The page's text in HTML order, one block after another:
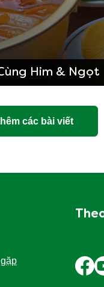
Him & Ngọt
các bài viết